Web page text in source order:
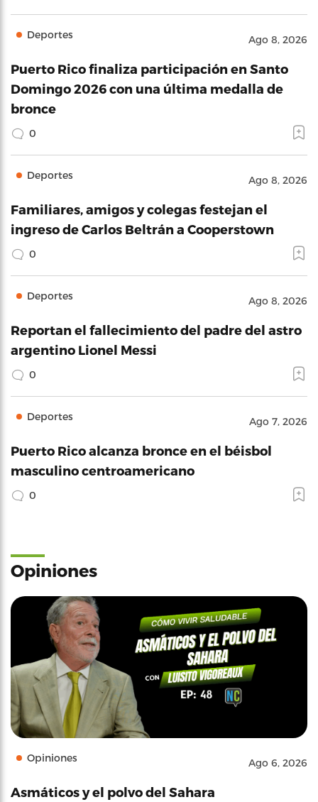
Deportes Ago 8, 2026
Puerto Rico finaliza participación en Santo
Domingo 2026 con una última medalla de
bronce
0
Deportes Ago 8, 2026
Familiares, amigos y colegas festejan el
ingreso de Carlos Beltrán a Cooperstown
0
Deportes Ago 8, 2026
Reportan el fallecimiento del padre del astro
argentino Lionel Messi
0
Deportes Ago 7, 2026
Puerto Rico alcanza bronce en el béisbol
masculino centroamericano
0
Opiniones
Opiniones Ago 6, 2026
Asmáticos y el polvo del Sahara